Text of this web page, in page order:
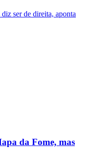
ser de direita, aponta
da Fome, mas